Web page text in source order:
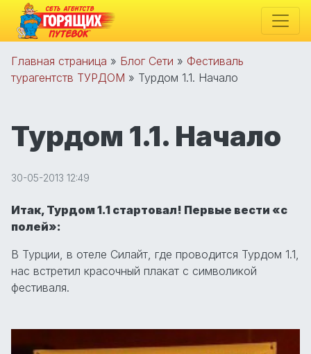
Главная страница » Блог Сети » Фестиваль
турагентств ТУРДОМ » Турдом 1.1. Начало
Турдом 1.1. Начало
30-05-2013 12:49
Итак, Турдом 1.1 стартовал! Первые вести «с
полей»:
В Турции, в отеле Силайт, где проводится Турдом 1.1,
нас встретил красочный плакат с символикой
фестиваля.